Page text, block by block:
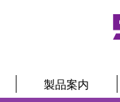
製品案内